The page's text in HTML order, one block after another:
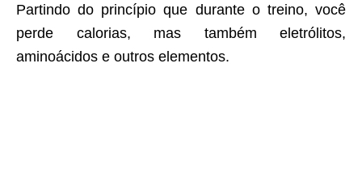
Partindo do princípio que durante o treino, você
perde calorias, mas também eletrólitos,
aminoácidos e outros elementos.